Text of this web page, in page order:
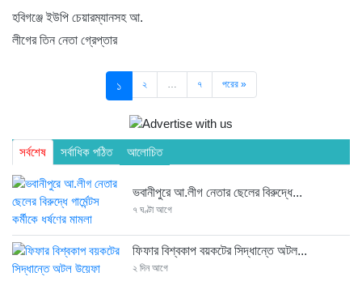
হবিগঞ্জে ইউপি চেয়ারম্যানসহ আ.
লীগের তিন নেতা গ্রেপ্তার
১ ২ … ৭ পরের »
সর্বশেষ সর্বাধিক পঠিত আলোচিত
ভবানীপুরে আ.লীগ নেতার ছেলের বিরুদ্ধে...
৭ ঘণ্টা আগে
ফিফার বিশ্বকাপ বয়কটের সিদ্ধান্তে অটল...
২ দিন আগে